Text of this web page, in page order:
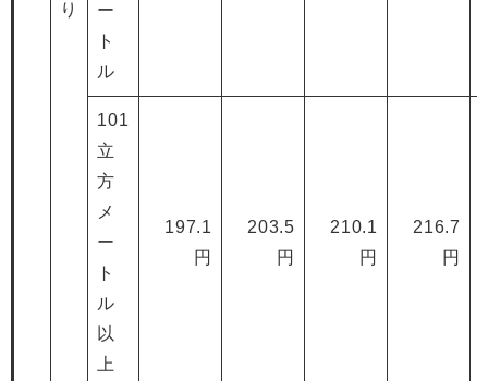
り
ー
ト
ル
101
立
方
メ
ー
ト
ル
以
上
197.1
円
203.5
円
210.1
円
216.7
円